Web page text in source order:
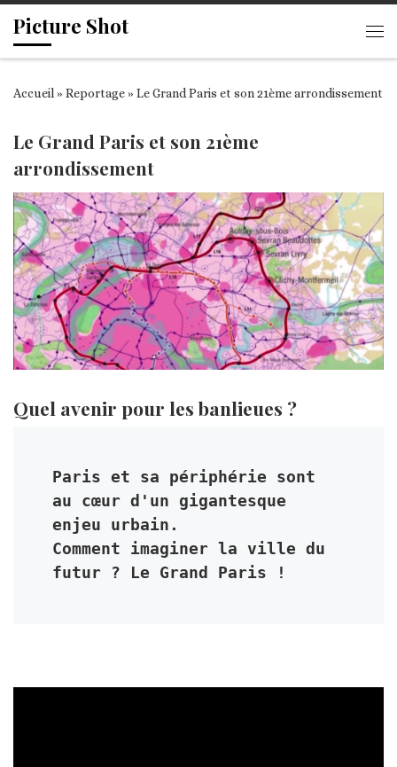
Passer au contenu
Picture Shot
Accueil» Reportage» Le Grand Paris et son 21ème arrondissement
Le Grand Paris et son 21ème
arrondissement
Quel avenir pour les banlieues ?
Paris et sa périphérie sont
au cœur d'un gigantesque
enjeu urbain.
Comment imaginer la ville du
futur ? Le Grand Paris !